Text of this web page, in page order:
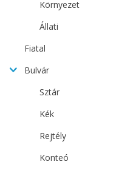
Környezet
Állati
Fiatal
Bulvár
Sztár
Kék
Rejtély
Konteó